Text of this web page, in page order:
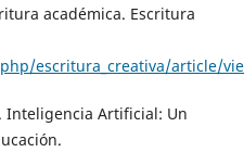
académica. Escritura
escritura_creativa/article/
Inteligencia Artificial: Un